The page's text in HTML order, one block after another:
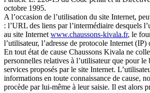
octobre 1995.
A l’occasion de l’utilisation du site Internet,
: l’URL des liens par l’intermédiaire desquels
au site Internet www.chaussons-kivala.fr, le
l’utilisateur, l’adresse de protocole Internet (IP)
En tout état de cause Chaussons Kivala ne
personnelles relatives à l’utilisateur que pour le
services proposés par le site Internet.
informations en toute connaissance de cause,
procède par lui-même à leur saisie. Il est alors